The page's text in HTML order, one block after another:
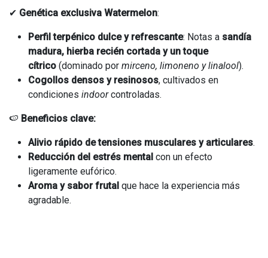
✔ Genética exclusiva Watermelon:
Perfil terpénico dulce y refrescante: Notas a sandía
madura, hierba recién cortada y un toque
cítrico (dominado por mirceno, limoneno y linalool).
Cogollos densos y resinosos, cultivados en
condiciones indoorcontroladas.
🍉 Beneficios clave:
Alivio rápido de tensiones musculares y articulares.
Reducción del estrés mental con un efecto
ligeramente eufórico.
Aroma y sabor frutal que hace la experiencia más
agradable.